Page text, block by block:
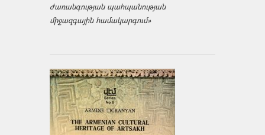
ժառանգության պահպանության
միջազ­գային համակարգում»